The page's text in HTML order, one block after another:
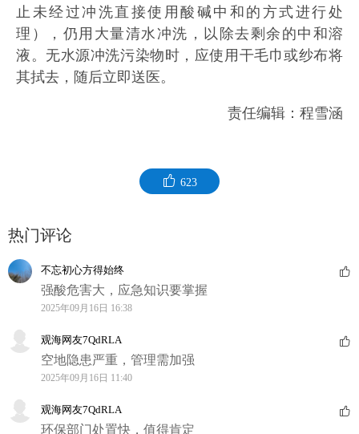
止未经过冲洗直接使用酸碱中和的方式进行处
理），仍用大量清水冲洗，以除去剩余的中和溶
液。无水源冲洗污染物时，应使用干毛巾或纱布将
其拭去，随后立即送医。
责任编辑：程雪涵
623
热门评论
不忘初心方得始终
强酸危害大，应急知识要掌握
2025年09月16日 16:38
观海网友7QdRLA
空地隐患严重，管理需加强
2025年09月16日 11:40
观海网友7QdRLA
环保部门处置快，值得肯定